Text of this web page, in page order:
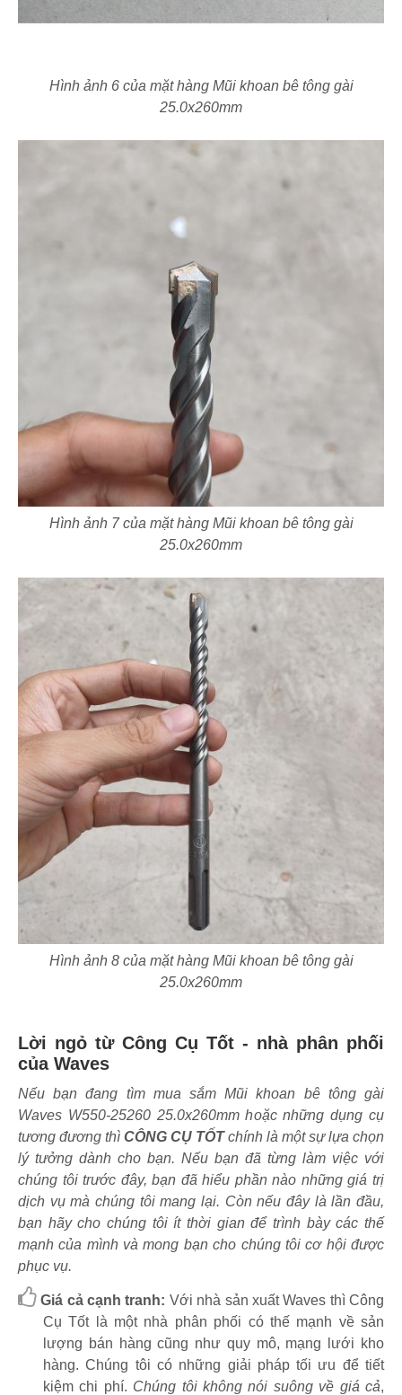
Hình ảnh 6 của mặt hàng Mũi khoan bê tông gài
25.0x260mm
Hình ảnh 7 của mặt hàng Mũi khoan bê tông gài
25.0x260mm
Hình ảnh 8 của mặt hàng Mũi khoan bê tông gài
25.0x260mm
Lời ngỏ từ Công Cụ Tốt - nhà phân phối
của Waves
Nếu bạn đang tìm mua sắm Mũi khoan bê tông gài
Waves W550-25260 25.0x260mm hoặc những dụng cụ
tương đương thì CÔNG CỤ TỐTchính là một sự lựa chọn
lý tưởng dành cho bạn. Nếu bạn đã từng làm việc với
chúng tôi trước đây, bạn đã hiểu phần nào những giá trị
dịch vụ mà chúng tôi mang lại. Còn nếu đây là lần đầu,
bạn hãy cho chúng tôi ít thời gian để trình bày các thế
mạnh của mình và mong bạn cho chúng tôi cơ hội được
phục vụ.
Giá cả cạnh tranh: Với nhà sản xuất Waves thì Công
Cụ Tốt là một nhà phân phối có thế mạnh về sản
lượng bán hàng cũng như quy mô, mạng lưới kho
hàng. Chúng tôi có những giải pháp tối ưu để tiết
kiệm chi phí. Chúng tôi không nói suông về giá cả,